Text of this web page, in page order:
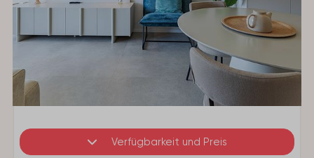
Verfügbarkeit und Preis